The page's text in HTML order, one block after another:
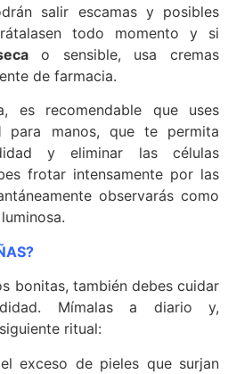
salir escamas y posibles
todo momento y si
o sensible, usa cremas
de farmacia.
es recomendable que uses
para manos, que te permita
y eliminar las células
frotar intensamente por las
observarás como
bonitas, también debes cuidar
Mímalas a diario y,
ritual:
exceso de pieles que surjan